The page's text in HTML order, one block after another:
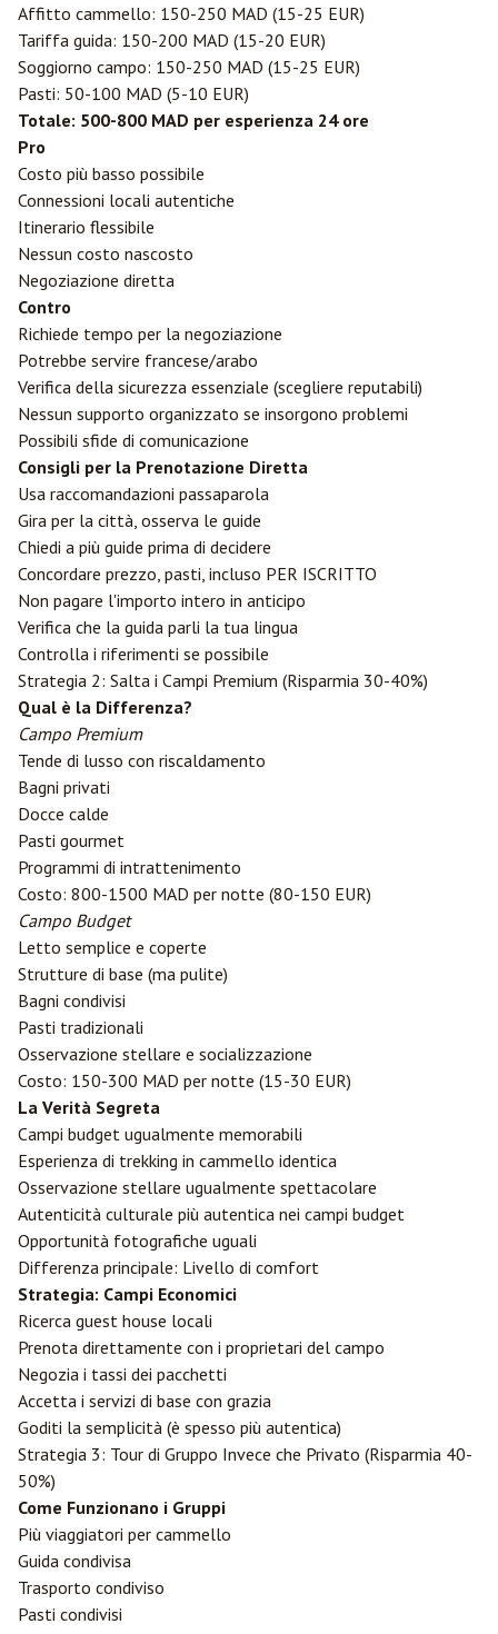
Affitto cammello: 150-250 MAD (15-25 EUR)
Tariffa guida: 150-200 MAD (15-20 EUR)
Soggiorno campo: 150-250 MAD (15-25 EUR)
Pasti: 50-100 MAD (5-10 EUR)
Totale: 500-800 MAD per esperienza 24 ore
Pro
Costo più basso possibile
Connessioni locali autentiche
Itinerario flessibile
Nessun costo nascosto
Negoziazione diretta
Contro
Richiede tempo per la negoziazione
Potrebbe servire francese/arabo
Verifica della sicurezza essenziale (scegliere reputabili)
Nessun supporto organizzato se insorgono problemi
Possibili sfide di comunicazione
Consigli per la Prenotazione Diretta
Usa raccomandazioni passaparola
Gira per la città, osserva le guide
Chiedi a più guide prima di decidere
Concordare prezzo, pasti, incluso PER ISCRITTO
Non pagare l'importo intero in anticipo
Verifica che la guida parli la tua lingua
Controlla i riferimenti se possibile
Strategia 2: Salta i Campi Premium (Risparmia 30-40%)
Qual è la Differenza?
Campo Premium
Tende di lusso con riscaldamento
Bagni privati
Docce calde
Pasti gourmet
Programmi di intrattenimento
Costo: 800-1500 MAD per notte (80-150 EUR)
Campo Budget
Letto semplice e coperte
Strutture di base (ma pulite)
Bagni condivisi
Pasti tradizionali
Osservazione stellare e socializzazione
Costo: 150-300 MAD per notte (15-30 EUR)
La Verità Segreta
Campi budget ugualmente memorabili
Esperienza di trekking in cammello identica
Osservazione stellare ugualmente spettacolare
Autenticità culturale più autentica nei campi budget
Opportunità fotografiche uguali
Differenza principale: Livello di comfort
Strategia: Campi Economici
Ricerca guest house locali
Prenota direttamente con i proprietari del campo
Negozia i tassi dei pacchetti
Accetta i servizi di base con grazia
Goditi la semplicità (è spesso più autentica)
Strategia 3: Tour di Gruppo Invece che Privato (Risparmia 40-
50%)
Come Funzionano i Gruppi
Più viaggiatori per cammello
Guida condivisa
Trasporto condiviso
Pasti condivisi